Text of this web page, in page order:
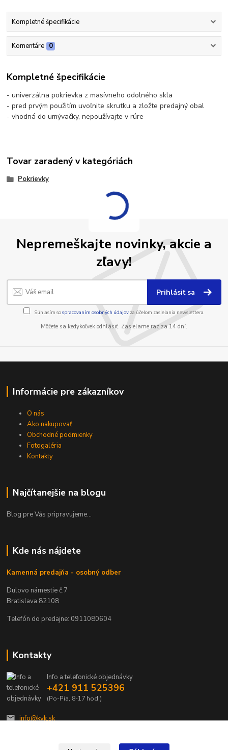
Kompletné špecifikácie
Komentáre 0
Kompletné špecifikácie
- univerzálna pokrievka z masívneho odolného skla
- pred prvým použitím uvoľnite skrutku a zložte predajný obal
- vhodná do umývačky, nepoužívajte v rúre
Tovar zaradený v kategóriách
Pokrievky
Nepremeškajte novinky, akcie a
zľavy!
Prihlásiť sa
Súhlasím sospracovaním osobných údajov za účelom zasielania newslettera.
Môžete sa kedykoľvek odhlásiť. Zasielame raz za 14 dní.
Informácie pre zákazníkov
O nás
Ako nakupovať
Obchodné podmienky
Fotogaléria
Kontakty
Najčítanejšie na blogu
Blog pre Vás pripravujeme...
Kde nás nájdete
Kamenná predajňa - osobný odber
Dulovo námestie č.7
Bratislava 82108
Telefón do predajne: 0911080604
Kontakty
Info a telefonické objednávky
+421 911 525396
(Po-Pia, 8-17 hod.)
info@kvk.sk